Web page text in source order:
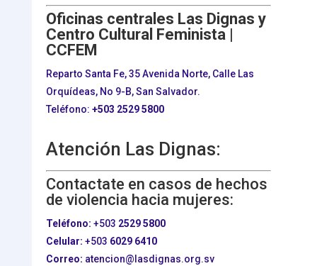
Oficinas centrales Las Dignas y
Centro Cultural Feminista |
CCFEM
Reparto Santa Fe, 35 Avenida Norte, Calle Las
Orquídeas, No 9-B, San Salvador.
Teléfono: +503 2529 5800
Atención Las Dignas:
Contactate en casos de hechos
de violencia hacia mujeres:
Teléfono: +503 2529 5800
Celular: +503 6029 6410
Correo: atencion@lasdignas.org.sv